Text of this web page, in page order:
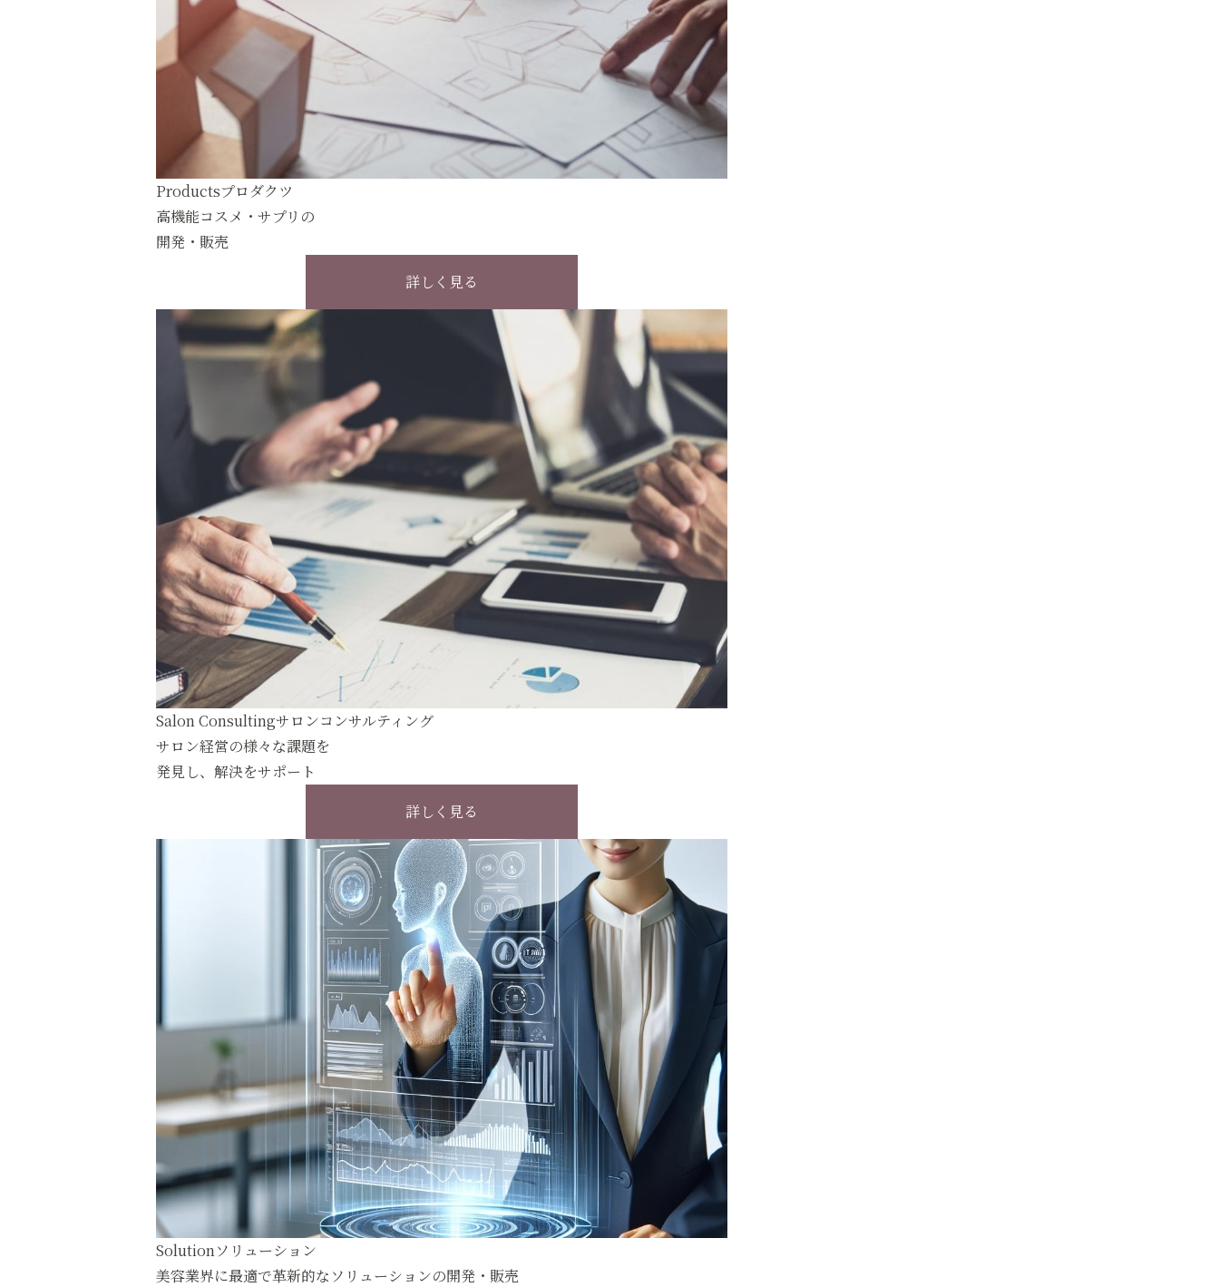
Productsプロダクツ
高機能コスメ・サプリの
開発・販売
詳しく見る
Salon Consultingサロンコンサルティング
サロン経営の様々な課題を
発見し、解決をサポート
詳しく見る
Solution ソリューション
美容業界に最適で革新的なソリューションの開発・販売